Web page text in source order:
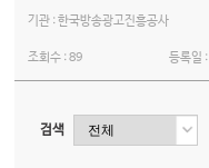
기관 : 한국방송광고진흥공사
조회수 :89 등록일 :
검색